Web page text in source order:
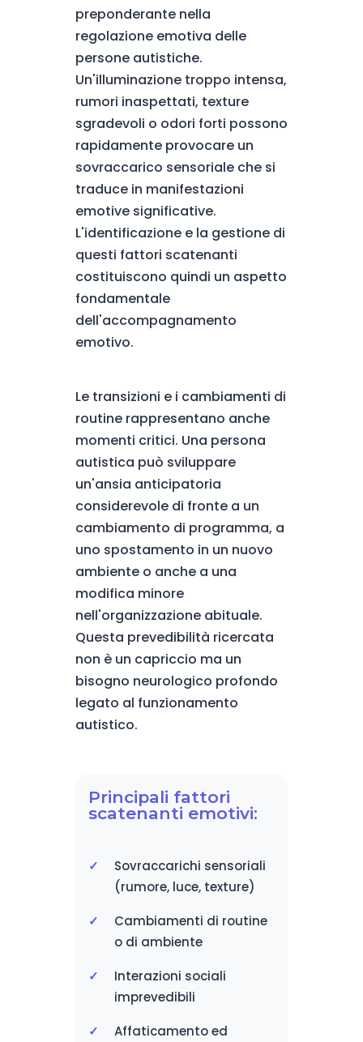
preponderante nella
regolazione emotiva delle
persone autistiche.
Un'illuminazione troppo intensa,
rumori inaspettati, texture
sgradevoli o odori forti possono
rapidamente provocare un
sovraccarico sensoriale che si
traduce in manifestazioni
emotive significative.
L'identificazione e la gestione di
questi fattori scatenanti
costituiscono quindi un aspetto
fondamentale
dell'accompagnamento
emotivo.
Le transizioni e i cambiamenti di
routine rappresentano anche
momenti critici. Una persona
autistica può sviluppare
un'ansia anticipatoria
considerevole di fronte a un
cambiamento di programma, a
uno spostamento in un nuovo
ambiente o anche a una
modifica minore
nell'organizzazione abituale.
Questa prevedibilità ricercata
non è un capriccio ma un
bisogno neurologico profondo
legato al funzionamento
autistico.
Principali fattori
scatenanti emotivi:
Sovraccarichi sensoriali
(rumore, luce, texture)
Cambiamenti di routine
o di ambiente
Interazioni sociali
imprevedibili
Affaticamento ed